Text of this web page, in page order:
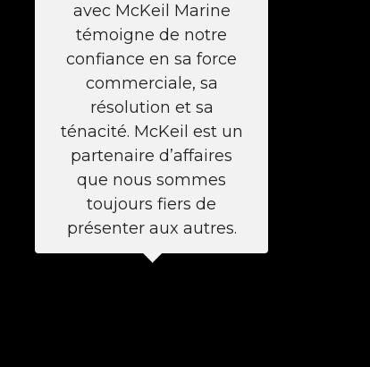
avec McKeil Marine
témoigne de notre
confiance en sa force
commerciale, sa
résolution et sa
ténacité. McKeil est un
partenaire d’affaires
que nous sommes
toujours fiers de
présenter aux autres.